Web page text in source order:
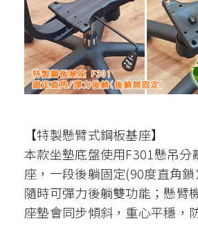
【特製懸臂式鋼板基座】
本款坐墊底盤使用F301懸吊分
座，一段後躺固定(90度直角
隨時可彈力後躺雙功能；懸臂
座墊會同步傾斜，重心平穩，